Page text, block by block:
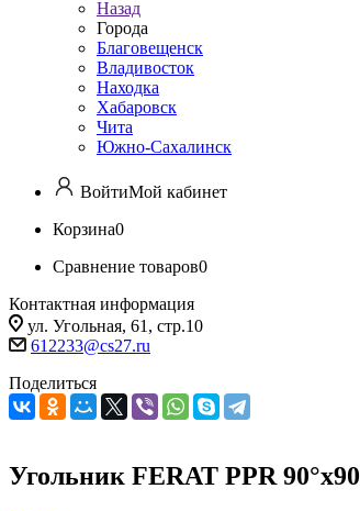
Назад
Города
Благовещенск
Владивосток
Находка
Хабаровск
Чита
Южно-Сахалинск
ВойтиМой кабинет
Корзина0
Сравнение товаров0
Контактная информация
ул. Угольная, 61, стр.10
612233@cs27.ru
Поделиться
Угольник FERAT PPR 90°х90